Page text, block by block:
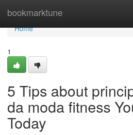
bookmarktune
Home
Home
1
5 Tips about
da moda fitness
Today